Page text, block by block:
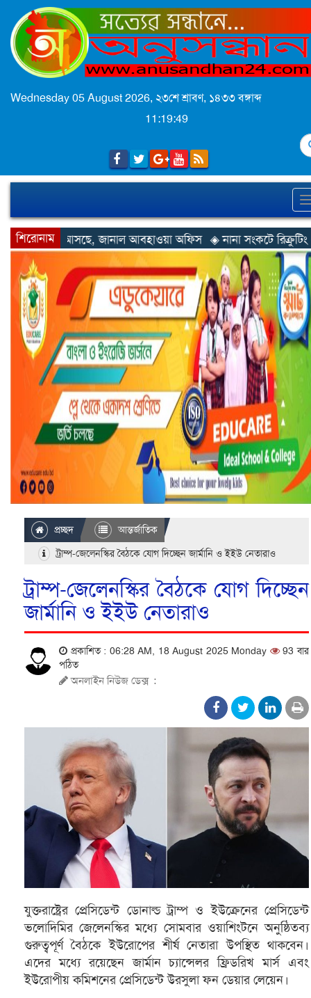
Wednesday 05 August 2026, ২৩শে শ্রাবণ, ১৪৩৩ বঙ্গাব্দ
11:19:52
শিরোনাম
আবহাওয়া অফিস ◈ নানা সংকটে রিক্রুটিং এজেন্সি, হুমকির মুখে শ্রম
প্রচ্ছদ
আন্তর্জাতিক
ট্রাম্প-জেলেনস্কির বৈঠকে যোগ দিচ্ছেন জার্মানি ও ইইউ নেতারাও
ট্রাম্প-জেলেনস্কির বৈঠকে যোগ দিচ্ছেন
জার্মানি ও ইইউ নেতারাও
প্রকাশিত : 06:28 AM, 18 August 2025 Monday
93 বার
পঠিত
অনলাইন নিউজ ডেক্স :
যুক্তরাষ্ট্রের প্রেসিডেন্ট ডোনাল্ড ট্রাম্প ও ইউক্রেনের প্রেসিডেন্ট
ভলোদিমির জেলেনস্কির মধ্যে সোমবার ওয়াশিংটনে অনুষ্ঠিতব্য
গুরুত্বপূর্ণ বৈঠকে ইউরোপের শীর্ষ নেতারা উপস্থিত থাকবেন।
এদের মধ্যে রয়েছেন জার্মান চ্যান্সেলর ফ্রিডরিখ মার্স এবং
ইউরোপীয় কমিশনের প্রেসিডেন্ট উরসুলা ফন ডেয়ার লেয়েন।